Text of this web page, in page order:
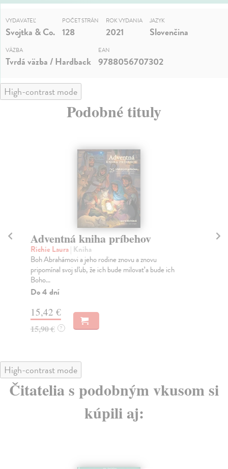
VYDAVATEĽ
Svojtka & Co.
POČET STRÁN
128
ROK VYDANIA
2021
JAZYK
Slovenčina
VÄZBA
Tvrdá väzba / Hardback
EAN
9788056707302
High-contrast mode
Podobné tituly
Adventná kniha príbehov
Richie Laura| Kniha
Boh Abrahámovi a jeho rodine znovu a znovu
pripomínal svoj sľub, že ich bude milovať a bude ich
Boho...
Do 4 dní
15,42 €
15,90 € ?
High-contrast mode
Čitatelia s podobným vkusom si
kúpili aj: